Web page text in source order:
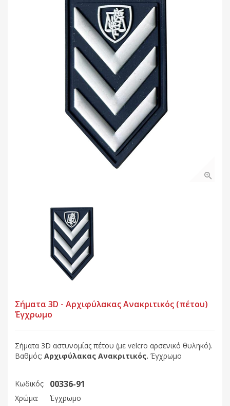
Σήματα 3D - Αρχιφύλακας Ανακριτικός (πέτου)
Έγχρωμο
Σήματα 3D αστυνομίας πέτου (με velcro αρσενικό θυληκό).
Βαθμός: Αρχιφύλακας Ανακριτικός. Έγχρωμο
Κωδικός: 00336-91
Χρώμα:
Έγχρωμο